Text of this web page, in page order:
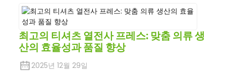
최고의 티셔츠 열전사 프레스: 맞춤 의류 생
산의 효율성과 품질 향상
2025년 12월 29일